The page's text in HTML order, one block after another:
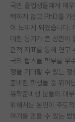
국민 졸업생들에게 매
택하지 않고 PhD를 가
이 느끼게 되었습니다.
대한 동기가 큰 상관이
관적 지표를 통해 연구
국의 탑스쿨 학부를 우
정을 기대할 수 있는
준비한 학생들 중 뛰어
유학준비생 분들의 대
위해서는 본인이 주도
야기를 만들 수 있는